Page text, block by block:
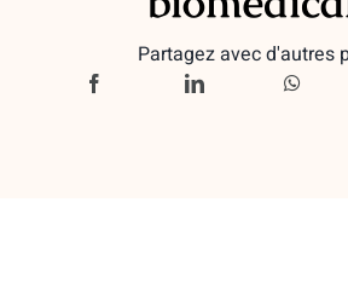
Partagez avec d'autres